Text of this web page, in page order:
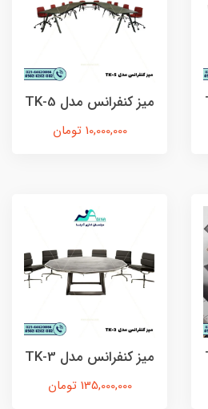
ميز كنفرانس مدل TK-5
10,000,000 تومان
ميز كنفرانس مدل TK-3
135,000,000 تومان